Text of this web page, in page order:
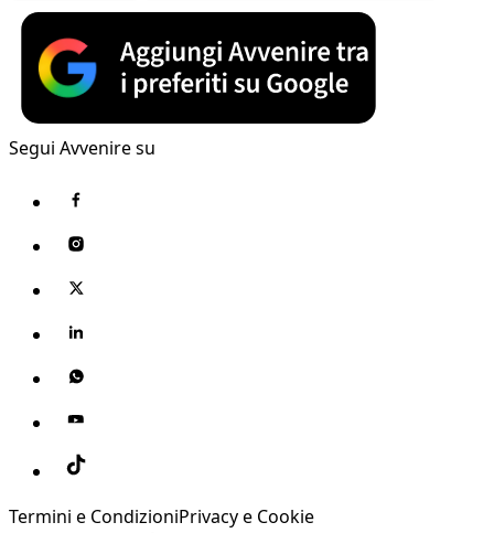
Segui Avvenire su
Termini e CondizioniPrivacy e Cookie